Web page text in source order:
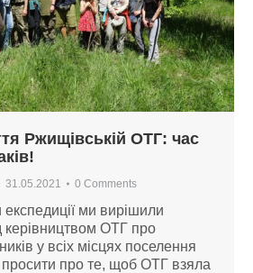
Ржищівській ОТГ: час
31.05.2021 0 Comments
ми вирішили
керівництвом ОТГ про
у всіх місцях поселення
просити про те, щоб ОТГ взяла